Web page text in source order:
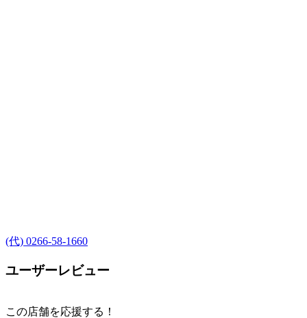
(代) 0266-58-1660
ユーザーレビュー
この店舗を応援する！